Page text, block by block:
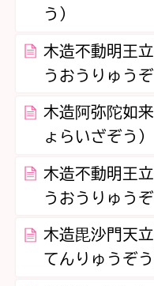
う）
木造不動明王
うおうりゅうぞ
木造阿弥陀如
ょらいざぞう）
木造不動明王
うおうりゅうぞ
木造毘沙門天
てんりゅうぞう